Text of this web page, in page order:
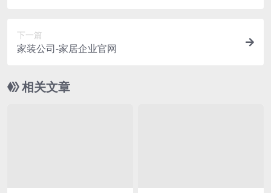
下一篇
家装公司-家居企业官网
相关文章